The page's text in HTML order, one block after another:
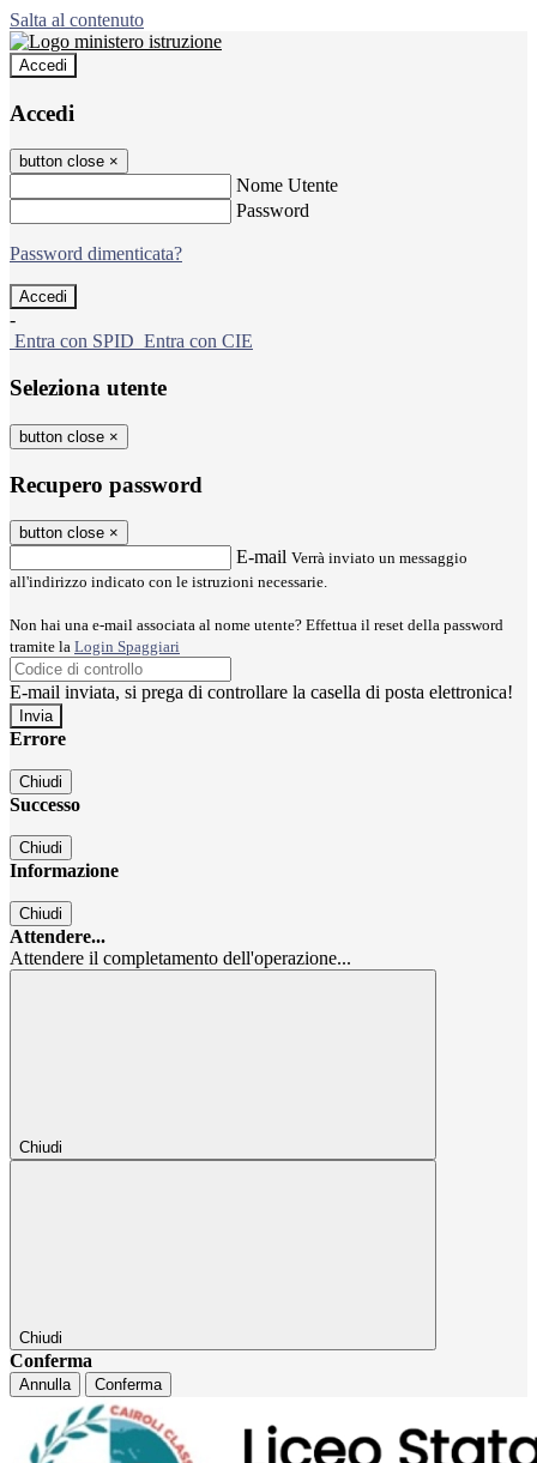
Salta al contenuto
Accedi
Accedi
button close ×
Nome Utente
Password
Password dimenticata?
-
Entra con SPID Entra con CIE
Seleziona utente
button close ×
Recupero password
button close ×
E-mail Verrà inviato un messaggio
all'indirizzo indicato con le istruzioni necessarie.
Non hai una e-mail associata al nome utente? Effettua il reset della password
tramite la Login Spaggiari
E-mail inviata, si prega di controllare la casella di posta elettronica!
Errore
Chiudi
Successo
Chiudi
Informazione
Chiudi
Attendere...
Attendere il completamento dell'operazione...
Chiudi
Chiudi
Conferma
Annulla Conferma